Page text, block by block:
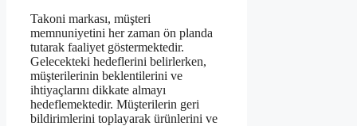
Takoni markası, müşteri
memnuniyetini her zaman ön planda
tutarak faaliyet göstermektedir.
Gelecekteki hedeflerini belirlerken,
müşterilerinin beklentilerini ve
ihtiyaçlarını dikkate almayı
hedeflemektedir. Müşterilerin geri
bildirimlerini toplayarak ürünlerini ve